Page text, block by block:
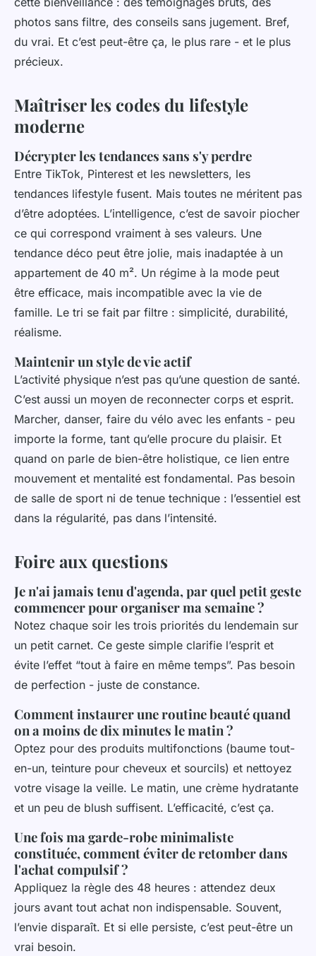
photos sans filtre, des conseils sans jugement. Bref,
du vrai. Et c’est peut-être ça, le plus rare - et le plus
précieux.
Maîtriser les codes du lifestyle
moderne
Décrypter les tendances sans s'y perdre
Entre TikTok, Pinterest et les newsletters, les
tendances lifestyle fusent. Mais toutes ne méritent pas
d’être adoptées. L’intelligence, c’est de savoir piocher
ce qui correspond vraiment à ses valeurs. Une
tendance déco peut être jolie, mais inadaptée à un
appartement de 40 m². Un régime à la mode peut
être efficace, mais incompatible avec la vie de
famille. Le tri se fait par filtre : simplicité, durabilité,
réalisme.
Maintenir un style de vie actif
L’activité physique n’est pas qu’une question de santé.
C’est aussi un moyen de reconnecter corps et esprit.
Marcher, danser, faire du vélo avec les enfants - peu
importe la forme, tant qu’elle procure du plaisir. Et
quand on parle de bien-être holistique, ce lien entre
mouvement et mentalité est fondamental. Pas besoin
de salle de sport ni de tenue technique : l’essentiel est
dans la régularité, pas dans l’intensité.
Foire aux questions
Je n'ai jamais tenu d'agenda, par quel petit geste
commencer pour organiser ma semaine ?
Notez chaque soir les trois priorités du lendemain sur
un petit carnet. Ce geste simple clarifie l’esprit et
évite l’effet “tout à faire en même temps”. Pas besoin
de perfection - juste de constance.
Comment instaurer une routine beauté quand
on a moins de dix minutes le matin ?
Optez pour des produits multifonctions (baume tout-
en-un, teinture pour cheveux et sourcils) et nettoyez
votre visage la veille. Le matin, une crème hydratante
et un peu de blush suffisent. L’efficacité, c’est ça.
Une fois ma garde-robe minimaliste
constituée, comment éviter de retomber dans
l'achat compulsif ?
Appliquez la règle des 48 heures : attendez deux
jours avant tout achat non indispensable. Souvent,
l’envie disparaît. Et si elle persiste, c’est peut-être un
vrai besoin.